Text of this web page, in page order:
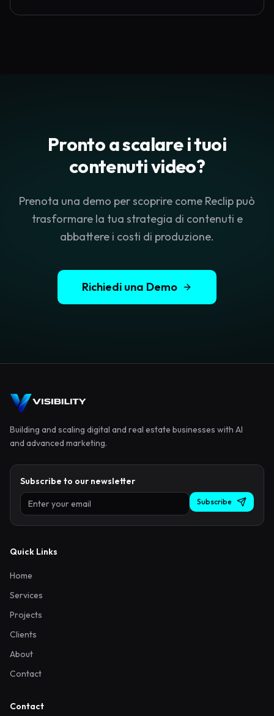
Pronto a scalare i tuoi
contenuti video?
Prenota una demo per scoprire come Reclip può
trasformare la tua strategia di contenuti e
abbattere i costi di produzione.
Richiedi una Demo
Building and scaling digital and real estate businesses with AI
and advanced marketing.
Subscribe to our newsletter
Subscribe
Quick Links
Home
Services
Projects
Clients
About
Contact
Contact